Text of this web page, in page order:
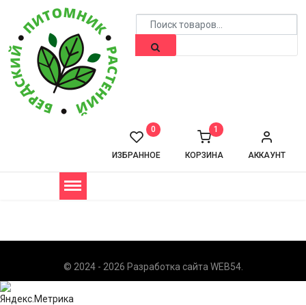
АККАУНТ
КОРЗИНА
1
ИЗБРАННОЕ
0
© 2024 - 2026 Разработка сайта WEB54.